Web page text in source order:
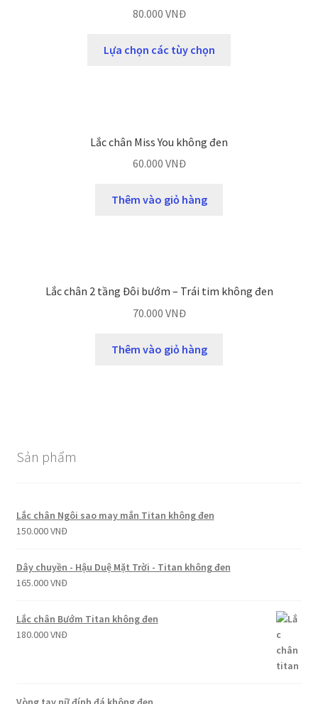
80.000 VNĐ
Lựa chọn các tùy chọn
Lắc chân Miss You không đen
60.000 VNĐ
Thêm vào giỏ hàng
Lắc chân 2 tầng Đôi bướm – Trái tim không đen
70.000 VNĐ
Thêm vào giỏ hàng
Sản phẩm
Lắc chân Ngôi sao may mắn Titan không đen
150.000VNĐ
Dây chuyền - Hậu Duệ Mặt Trời - Titan không đen
165.000VNĐ
Lắc chân Bướm Titan không đen
180.000VNĐ